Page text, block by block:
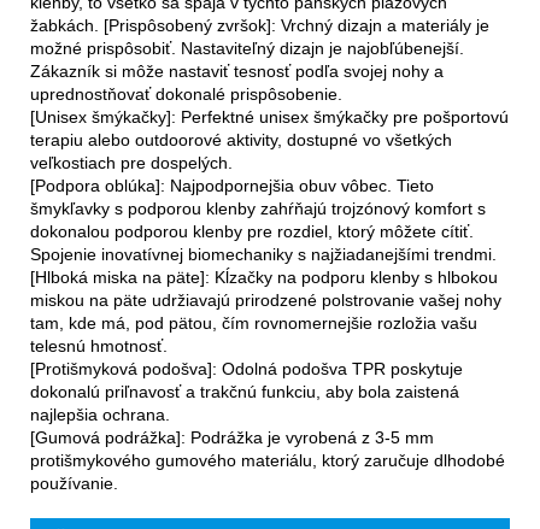
žabkách. [Prispôsobený zvršok]: Vrchný dizajn a materiály je
možné prispôsobiť. Nastaviteľný dizajn je najobľúbenejší.
Zákazník si môže nastaviť tesnosť podľa svojej nohy a
uprednostňovať dokonalé prispôsobenie.
[Unisex šmýkačky]: Perfektné unisex šmýkačky pre pošportovú
terapiu alebo outdoorové aktivity, dostupné vo všetkých
veľkostiach pre dospelých.
[Podpora oblúka]: Najpodpornejšia obuv vôbec. Tieto
šmykľavky s podporou klenby zahŕňajú trojzónový komfort s
dokonalou podporou klenby pre rozdiel, ktorý môžete cítiť.
Spojenie inovatívnej biomechaniky s najžiadanejšími trendmi.
[Hlboká miska na päte]: Kĺzačky na podporu klenby s hlbokou
miskou na päte udržiavajú prirodzené polstrovanie vašej nohy
tam, kde má, pod pätou, čím rovnomernejšie rozložia vašu
telesnú hmotnosť.
[Protišmyková podošva]: Odolná podošva TPR poskytuje
dokonalú priľnavosť a trakčnú funkciu, aby bola zaistená
najlepšia ochrana.
[Gumová podrážka]: Podrážka je vyrobená z 3-5 mm
protišmykového gumového materiálu, ktorý zaručuje dlhodobé
používanie.